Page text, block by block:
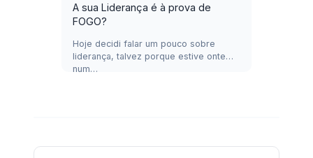
A sua Liderança é à prova de
FOGO?
Hoje decidi falar um pouco sobre
liderança, talvez porque estive ontem
num…